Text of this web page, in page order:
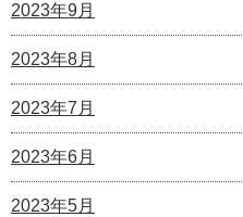
2023年9月
2023年8月
2023年7月
2023年6月
2023年5月